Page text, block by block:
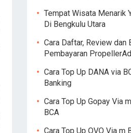
Tempat Wisata Menarik
Di Bengkulu Utara
Cara Daftar, Review dan
Pembayaran
Cara Top Up DANA via
Banking
Cara Top Up Gopay Via
BCA
Cara Top Up OVO Via m